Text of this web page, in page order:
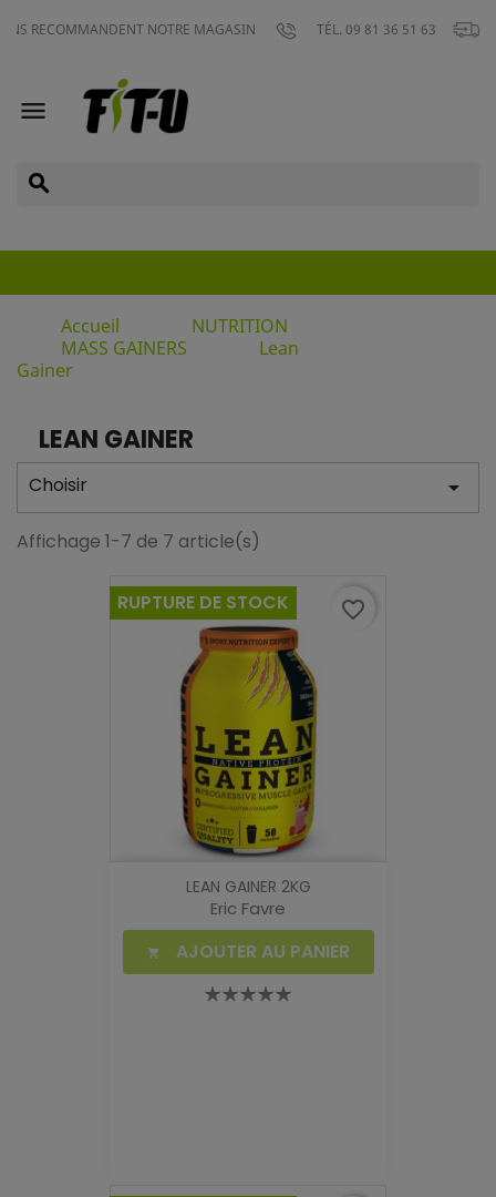
NOTRE MAGASIN TÉL. 09 81 36 51 63

search
Accueil
NUTRITION
MASS GAINERS
Lean
Gainer
LEAN GAINER
Choisir 
Affichage 1-7 de 7 article(s)
LEAN GAINER 2KG
Eric Favre
 AJOUTER AU PANIER
RUPTURE DE STOCK favorite_border